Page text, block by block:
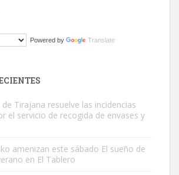
va a llevar a Los Gatos callejeros de la zona los
Powered by Translate
Tirajana resuelve las incidencias
el servicio de recogida de envases y
amenizan este sábado El sueño de
en El Tablero